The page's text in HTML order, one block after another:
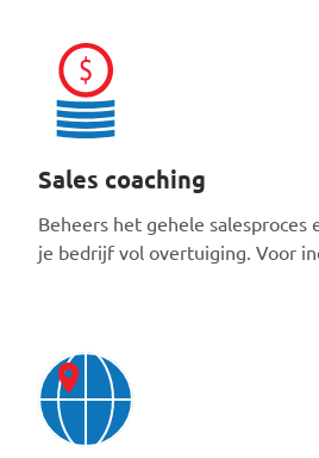
Sales coaching
Beheers het gehele salesproces
je bedrijf vol overtuiging. Voor